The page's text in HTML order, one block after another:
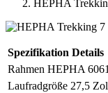
HEPHA
Spezifikation Details
Rahmen HEPHA
Laufradgröße 27,5